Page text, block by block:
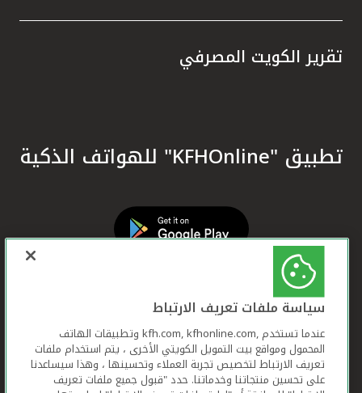
تقرير الكويت المصرفي
تطبيق "KFHOnline" للهواتف الذكية
سياسة ملفات تعريف الارتباط
عندما تستخدم ,kfh.com, kfhonline.com وتطبيقات الهاتف
المحمول ومواقع بيت التمويل الكويتي الأخرى ، يتم استخدام ملفات
تعريف الارتباط لتخصيص تجربة العملاء وتحسينها ، وهذا سيساعدنا
على تحسين منتجاتنا وخدماتنا. حدد "قبول جميع ملفات تعريف